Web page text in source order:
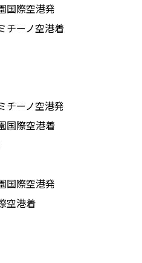
国際空港発
チーノ空港着
チーノ空港発
国際空港着
国際空港発
空港着